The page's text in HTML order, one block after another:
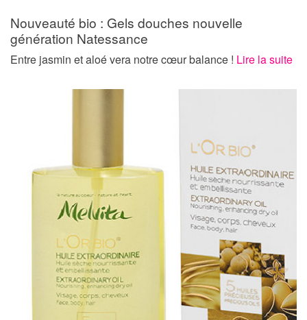
Nouveauté bio : Gels douches nouvelle
génération Natessance
Entre jasmin et aloé vera notre cœur balance ! Lire la suite